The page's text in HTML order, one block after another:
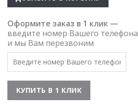
Оформите заказ в 1 клик —
введите номер Вашего телефона
и мы Вам перезвоним